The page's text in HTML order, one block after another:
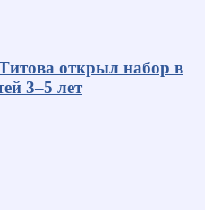
открыл набор в
3–5 лет